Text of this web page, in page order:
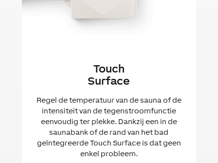
Touch
Surface
Regel de temperatuur van de sauna of de
intensiteit van de tegenstroomfunctie
eenvoudig ter plekke. Dankzij een in de
saunabank of de rand van het bad
geïntegreerde Touch Surface is dat geen
enkel probleem.